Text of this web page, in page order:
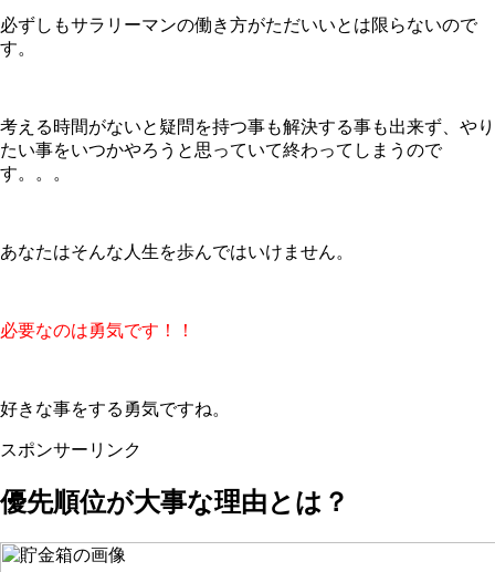
必ずしもサラリーマンの働き方がただいいとは限らないので
す。
考える時間がないと疑問を持つ事も解決する事も出来ず、やり
たい事をいつかやろうと思っていて終わってしまうので
す。。。
あなたはそんな人生を歩んではいけません。
必要なのは勇気です！！
好きな事をする勇気ですね。
スポンサーリンク
優先順位が大事な理由とは？